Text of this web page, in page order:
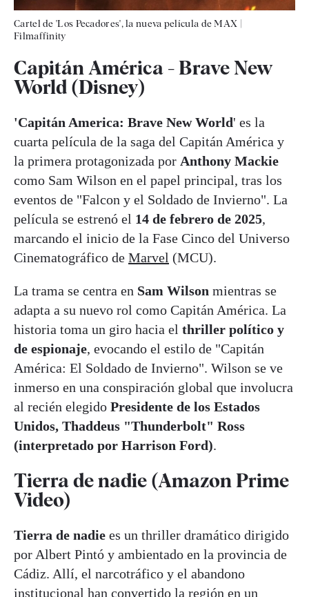
Cartel de 'Los Pecadores', la nueva película de MAX |
Filmaffinity
Capitán América - Brave New
World (Disney)
'Capitán America: Brave New World' es la
cuarta película de la saga del Capitán América y
la primera protagonizada por Anthony Mackie
como Sam Wilson en el papel principal, tras los
eventos de "Falcon y el Soldado de Invierno". La
película se estrenó el 14 de febrero de 2025,
marcando el inicio de la Fase Cinco del Universo
Cinematográfico de Marvel (MCU).
La trama se centra en Sam Wilson mientras se
adapta a su nuevo rol como Capitán América. La
historia toma un giro hacia el thriller político y
de espionaje, evocando el estilo de "Capitán
América: El Soldado de Invierno". Wilson se ve
inmerso en una conspiración global que involucra
al recién elegido Presidente de los Estados
Unidos, Thaddeus "Thunderbolt" Ross
(interpretado por Harrison Ford).
Tierra de nadie (Amazon Prime
Video)
Tierra de nadie es un thriller dramático dirigido
por Albert Pintó y ambientado en la provincia de
Cádiz. Allí, el narcotráfico y el abandono
institucional han convertido la región en un